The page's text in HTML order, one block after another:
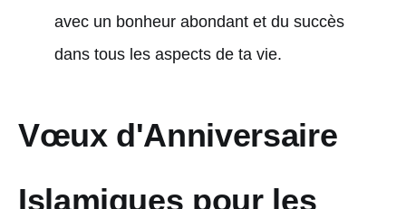
avec un bonheur abondant et du succès
dans tous les aspects de ta vie.
Vœux d'Anniversaire
Islamiques pour les